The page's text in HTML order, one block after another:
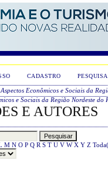
CADASTRO PESQUISA
Econômicos e Sociais da
e Sociais da Região Nordeste do
E AUTORES
M N O P Q R S T U V W X Y Z